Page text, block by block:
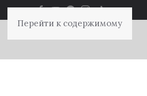
Перейти к содержимому